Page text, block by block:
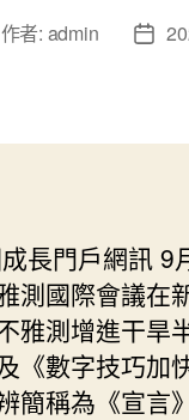
作者: admin
文
日
長門戶網訊 9
測國際會議在
雅測增進干旱
《數字技巧加
簡稱為《宣言